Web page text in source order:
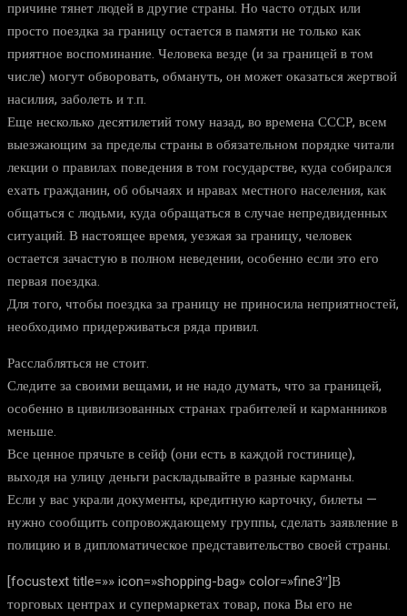
причине тянет людей в другие страны. Но часто отдых или
просто поездка за границу остается в памяти не только как
приятное воспоминание. Человека везде (и за границей в том
числе) могут обворовать, обмануть, он может оказаться жертвой
насилия, заболеть и т.п.
Еще несколько десятилетий тому назад, во времена СССР, всем
выезжающим за пределы страны в обязательном порядке читали
лекции о правилах поведения в том государстве, куда собирался
ехать гражданин, об обычаях и нравах местного населения, как
общаться с людьми, куда обращаться в случае непредвиденных
ситуаций. В настоящее время, уезжая за границу, человек
остается зачастую в полном неведении, особенно если это его
первая поездка.
Для того, чтобы поездка за границу не приносила неприятностей,
необходимо придерживаться ряда привил.
Расслабляться не стоит.
Следите за своими вещами, и не надо думать, что за границей,
особенно в цивилизованных странах грабителей и карманников
меньше.
Все ценное прячьте в сейф (они есть в каждой гостинице),
выходя на улицу деньги раскладывайте в разные карманы.
Если у вас украли документы, кредитную карточку, билеты —
нужно сообщить сопровождающему группы, сделать заявление в
полицию и в дипломатическое представительство своей страны.
[focustext title=»» icon=»shopping-bag» color=»fine3″]В
торговых центрах и супермаркетах товар, пока Вы его не